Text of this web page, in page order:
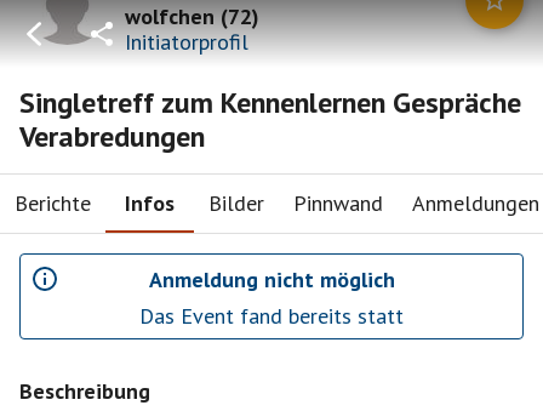
wolfchen(72)
Initiatorprofil
Singletreff zum Kennenlernen Gespräche
Verabredungen
Berichte Infos Bilder Pinnwand Anmeldungen
Anmeldung nicht möglich
Das Event fand bereits statt
Beschreibung